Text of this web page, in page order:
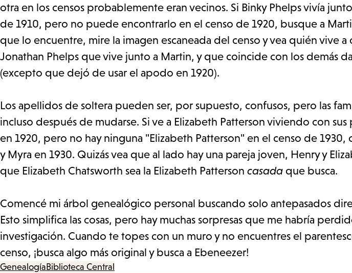
otra en los censos probablemente eran vecinos. Si Binky Phelps vivía
de 1910, pero no puede encontrarlo en el censo de 1920, busque a
que lo encuentre, mire la imagen escaneada del censo y vea quién vive a
Jonathan Phelps que vive junto a Martin, y que coincide con los demás
(excepto que dejó de usar el apodo en 1920).
Los apellidos de soltera pueden ser, por supuesto, confusos, pero las
incluso después de mudarse. Si ve a Elizabeth Patterson viviendo con
en 1920, pero no hay ninguna "Elizabeth Patterson" en el censo de
y Myra en 1930. Quizás vea que al lado hay una pareja joven, Henry y
que Elizabeth Chatsworth sea la Elizabeth Patterson casada que busca.
Comencé mi árbol genealógico personal buscando solo antepasados
Esto simplifica las cosas, pero hay muchas sorpresas que me habría
investigación. Cuando te topes con un muro y no encuentres el
censo, ¡busca algo más original y busca a Ebeneezer!
GenealogíaBiblioteca Central